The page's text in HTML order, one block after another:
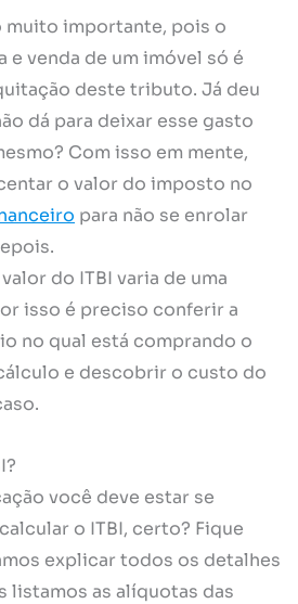
muito importante, pois o
venda de um imóvel só é
deste tributo. Já deu
dá para deixar esse gasto
Com isso em mente,
o valor do imposto no
para não se enrolar
do ITBI varia de uma
isso é preciso conferir a
no qual está comprando o
e descobrir o custo do
você deve estar se
o ITBI, certo? Fique
explicar todos os detalhes
listamos as alíquotas das